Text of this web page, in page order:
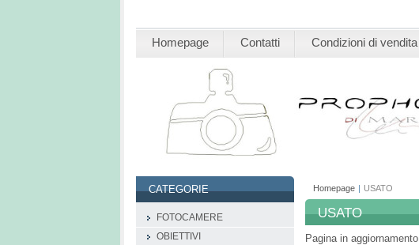
Homepage Contatti Condizioni di vendita
Homepage | USATO
USATO
Pagina in aggiornamento
CATEGORIE
FOTOCAMERE
OBIETTIVI